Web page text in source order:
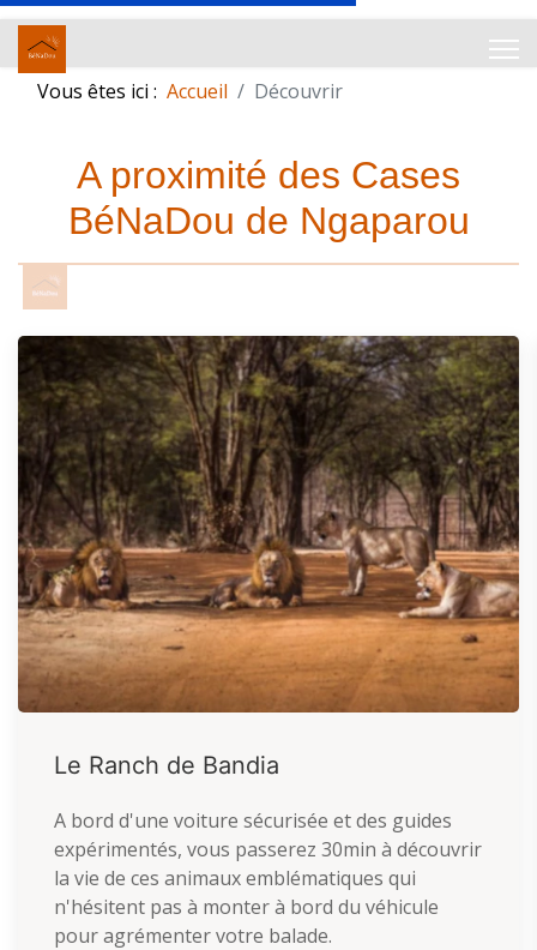
Vous êtes ici : Accueil Découvrir
A proximité des Cases
BéNaDou de Ngaparou
Le Ranch de Bandia
A bord d'une voiture sécurisée et des guides
expérimentés, vous passerez 30min à découvrir
la vie de ces animaux emblématiques qui
n'hésitent pas à monter à bord du véhicule
pour agrémenter votre balade.